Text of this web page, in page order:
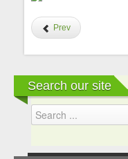
Prev
Search our site